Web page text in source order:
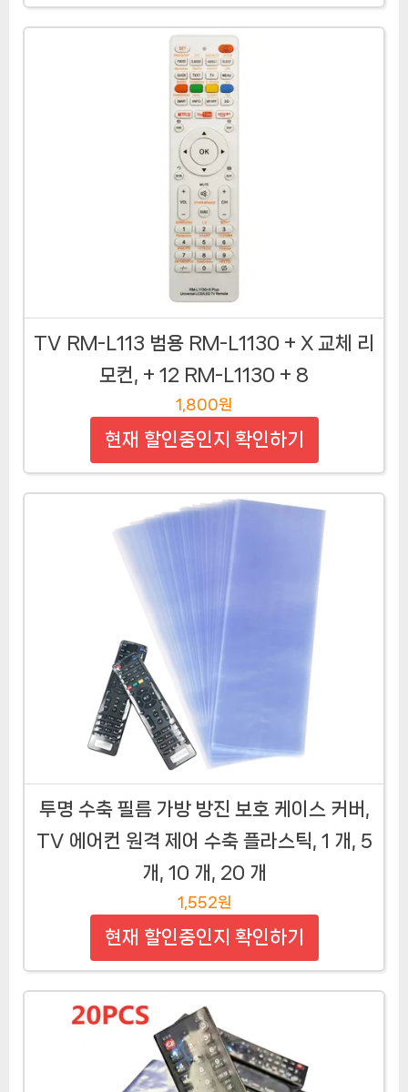
TV RM-L113 범용 RM-L1130 + X 교체 리
모컨, + 12 RM-L1130 + 8
1,800원
현재 할인중인지 확인하기
투명 수축 필름 가방 방진 보호 케이스 커버,
TV 에어컨 원격 제어 수축 플라스틱, 1 개, 5
개, 10 개, 20 개
1,552원
현재 할인중인지 확인하기